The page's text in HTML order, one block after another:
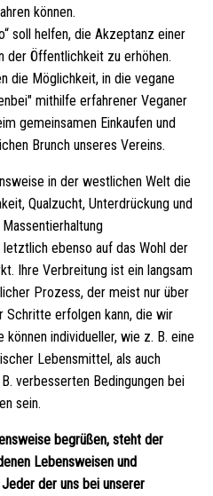
können.
soll helfen, die Akzeptanz einer
der Öffentlichkeit zu erhöhen.
die Möglichkeit, in die vegane
mithilfe erfahrener Veganer
gemeinsamen Einkaufen und
Brunch unseres Vereins.
in der westlichen Welt die
Qualzucht, Unterdrückung und
ebenso auf das Wohl der
Ihre Verbreitung ist ein langsam
Prozess, der meist nur über
Schritte erfolgen kann, die wir
individueller, wie z. B. eine
Lebensmittel, als auch
verbesserten Bedingungen bei
sein.
begrüßen, steht der
Lebensweisen und
der uns bei unserer